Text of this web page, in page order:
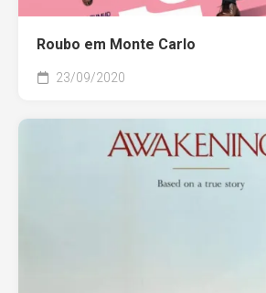
Roubo em Monte Carlo
23/09/2020